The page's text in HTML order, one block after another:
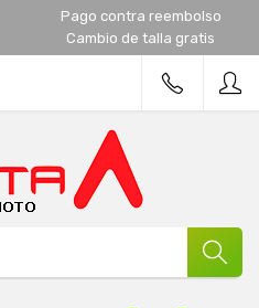
Pago contra reembolso
Cambio de talla gratis